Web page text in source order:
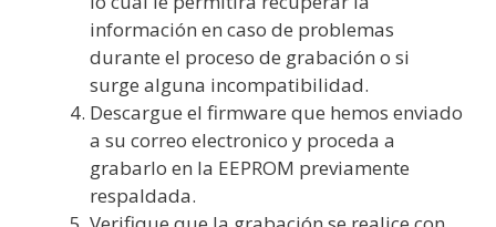
información en caso de problemas
durante el proceso de grabación o si
surge alguna incompatibilidad.
Descargue el firmware que hemos enviado
a su correo electronico y proceda a
grabarlo en la EEPROM previamente
respaldada.